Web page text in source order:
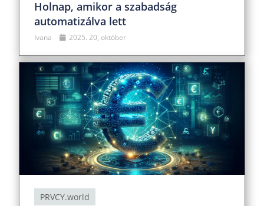
Holnap, amikor a szabadság
automatizálva lett
Ivana 2025. 20, október
PRVCY.world